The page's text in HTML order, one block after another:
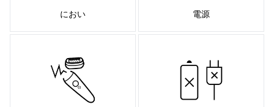
におい 電源